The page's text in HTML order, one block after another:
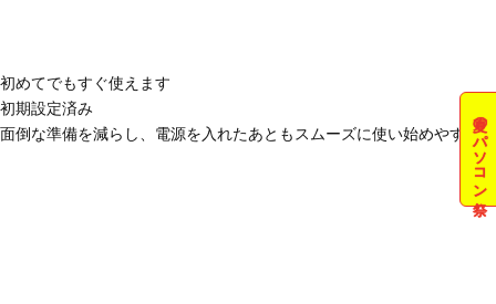
夏のパソコン祭
初めてでもすぐ使えます
初期設定済み
面倒な準備を減らし、電源を入れたあともスムーズに使い始めやすい